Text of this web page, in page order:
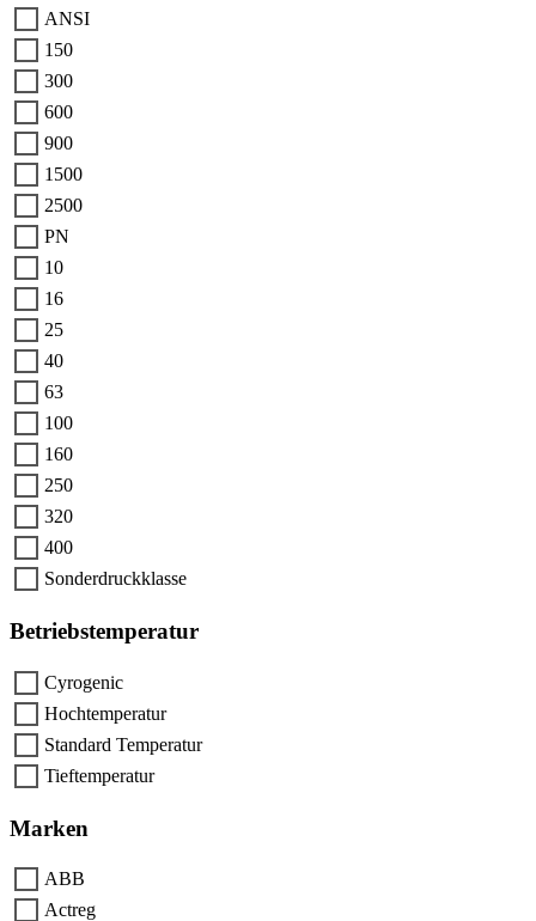
ANSI
150
300
600
900
1500
2500
PN
10
16
25
40
63
100
160
250
320
400
Sonderdruckklasse
Betriebstemperatur
Cyrogenic
Hochtemperatur
Standard Temperatur
Tieftemperatur
Marken
ABB
Actreg